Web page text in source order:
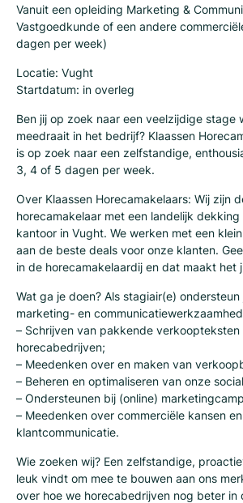
Vanuit een opleiding Marketing &
Vastgoedkunde of een andere
dagen per week)
Locatie: Vught
Startdatum: in overleg
Ben jij op zoek naar een veelzijdige stage
meedraait in het bedrijf? Klaassen
is op zoek naar een zelfstandige,
3, 4 of 5 dagen per week.
Over Klaassen Horecamakelaars: Wij zijn
horecamakelaar met een landelijk dekking
kantoor in Vught. We werken met een
aan de beste deals voor onze klanten.
in de horecamakelaardij en dat maakt het
Wat ga je doen? Als stagiair(e)
marketing- en
– Schrijven van pakkende verkoopteksten
horecabedrijven;
– Meedenken over en maken van
– Beheren en optimaliseren van onze
– Ondersteunen bij (online)
– Meedenken over commerciële kansen en
klantcommunicatie.
Wie zoeken wij? Een zelfstandige,
leuk vindt om mee te bouwen aan ons
over hoe we horecabedrijven nog beter in